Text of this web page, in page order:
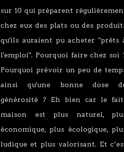
sur 10 qui préparent
chez eux des plats ou des
qu'ils auraient pu acheter "prêts
l'emploi". Pourquoi faire chez soi
Pourquoi prévoir un peu de
ainsi qu'une bonne dose
générosité ? Eh bien car le
maison est plus naturel,
économique, plus écologique,
ludique et plus valorisant. Et